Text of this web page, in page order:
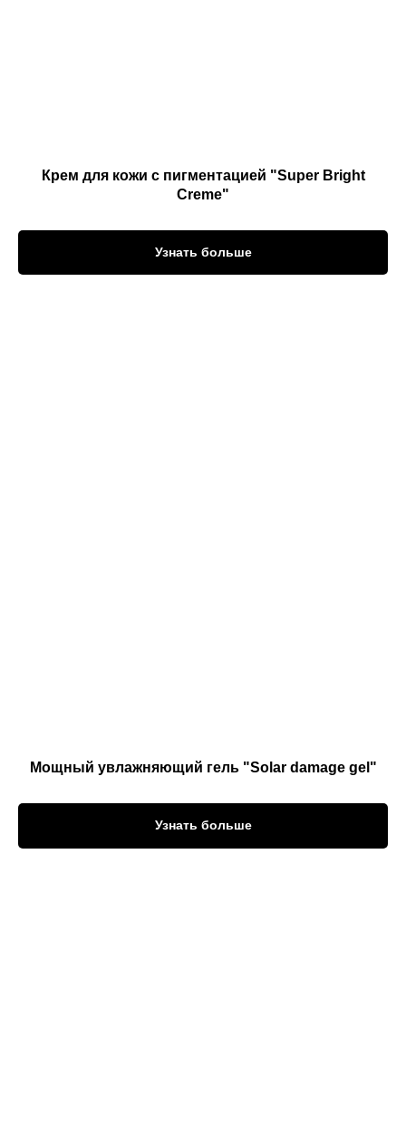
Крем для кожи с пигментацией "Super Bright
Creme"
Узнать больше
Мощный увлажняющий гель "Solar damage gel"
Узнать больше